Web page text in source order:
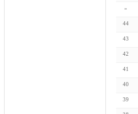
»
44
43
42
41
40
39